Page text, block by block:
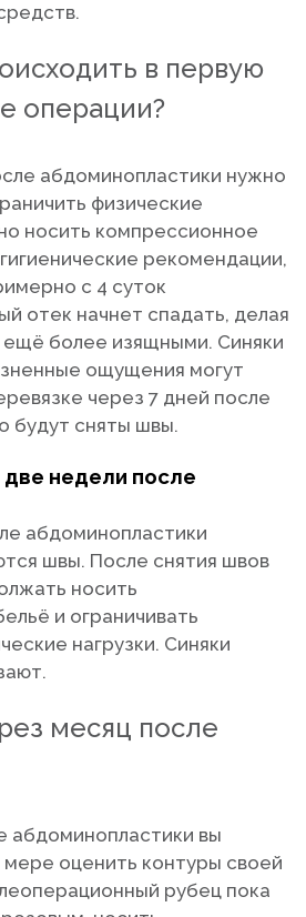
в первую
операции?
абдоминопластики нужно
физические
носить компрессионное
рекомендации,
с 4 суток
отек начнет спадать, делая
ещё более изящными. Синяки
ощущения могут
через 7 дней после
будут сняты швы.
недели после
абдоминопластики
швы. После снятия швов
носить
и ограничивать
нагрузки. Синяки
месяц после
абдоминопластики вы
оценить контуры своей
рубец пока